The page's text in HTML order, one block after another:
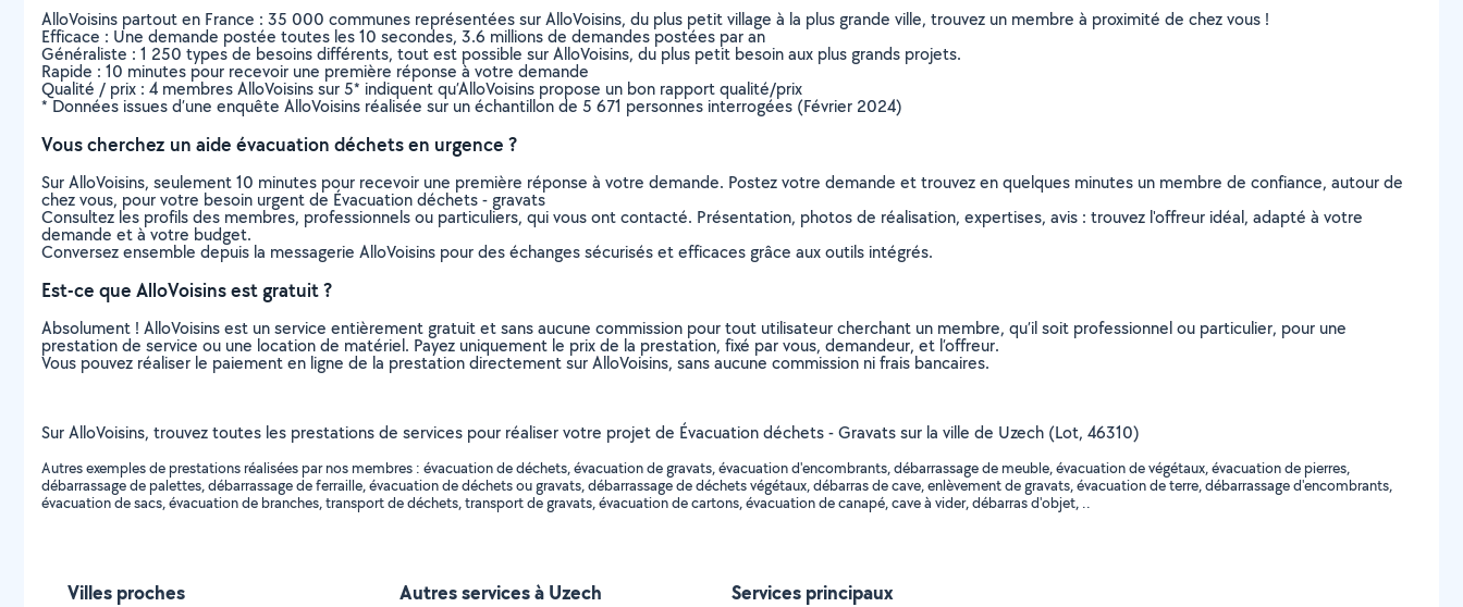
AlloVoisins partout en France : 35 000 communes représentées sur AlloVoisins, du plus petit village à la plus grande ville, trouvez un membre à proximité de chez vous !
Efficace : Une demande postée toutes les 10 secondes, 3.6 millions de demandes postées par an
Généraliste : 1 250 types de besoins différents, tout est possible sur AlloVoisins, du plus petit besoin aux plus grands projets.
Rapide : 10 minutes pour recevoir une première réponse à votre demande
Qualité / prix : 4 membres AlloVoisins sur 5* indiquent qu’AlloVoisins propose un bon rapport qualité/prix
* Données issues d’une enquête AlloVoisins réalisée sur un échantillon de 5 671 personnes interrogées (Février 2024)
Vous cherchez un aide évacuation déchets en urgence ?
Sur AlloVoisins, seulement 10 minutes pour recevoir une première réponse à votre demande. Postez votre demande et trouvez en quelques minutes un membre de confiance, autour de
chez vous, pour votre besoin urgent de Évacuation déchets - gravats
Consultez les profils des membres, professionnels ou particuliers, qui vous ont contacté. Présentation, photos de réalisation, expertises, avis : trouvez l'offreur idéal, adapté à votre
demande et à votre budget.
Conversez ensemble depuis la messagerie AlloVoisins pour des échanges sécurisés et efficaces grâce aux outils intégrés.
Est-ce que AlloVoisins est gratuit ?
Absolument ! AlloVoisins est un service entièrement gratuit et sans aucune commission pour tout utilisateur cherchant un membre, qu’il soit professionnel ou particulier, pour une
prestation de service ou une location de matériel. Payez uniquement le prix de la prestation, fixé par vous, demandeur, et l’offreur.
Vous pouvez réaliser le paiement en ligne de la prestation directement sur AlloVoisins, sans aucune commission ni frais bancaires.
Sur AlloVoisins, trouvez toutes les prestations de services pour réaliser votre projet de Évacuation déchets - Gravats sur la ville de Uzech (Lot, 46310)
Autres exemples de prestations réalisées par nos membres : évacuation de déchets, évacuation de gravats, évacuation d'encombrants, débarrassage de meuble, évacuation de végétaux, évacuation de pierres,
débarrassage de palettes, débarrassage de ferraille, évacuation de déchets ou gravats, débarrassage de déchets végétaux, débarras de cave, enlèvement de gravats, évacuation de terre, débarrassage d'encombrants,
évacuation de sacs, évacuation de branches, transport de déchets, transport de gravats, évacuation de cartons, évacuation de canapé, cave à vider, débarras d'objet, ..
Villes proches Autres services à Uzech Services principaux